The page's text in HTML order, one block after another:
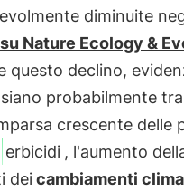
diminuite
Nature Ecology &
questo declino,
siano probabilmente
crescente delle
erbicidi , l'aumento
deicambiamenti